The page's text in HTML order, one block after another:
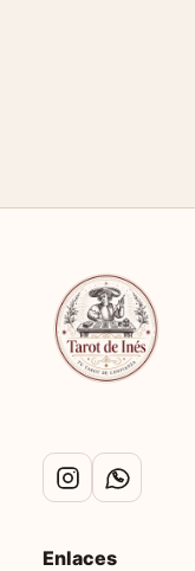
Enlaces